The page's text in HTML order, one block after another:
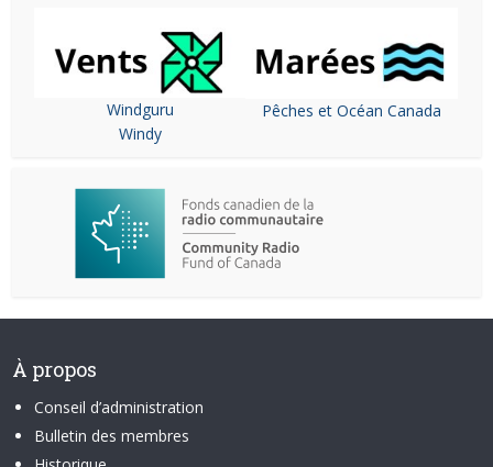
Windguru
Windy
Pêches et Océan Canada
À propos
Conseil d’administration
Bulletin des membres